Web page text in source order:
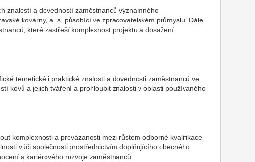
znalostí a dovedností zaměstnanců významného
kovárny, a. s, působící ve zpracovatelském průmyslu. Dále
které zastřeší komplexnost projektu a dosažení
teoretické i praktické znalosti a dovednosti zaměstnanců ve
kovů a jejich tváření a prohloubit znalosti v oblasti používaného
komplexnosti a provázanosti mezi růstem odborné kvalifikace
vůči společnosti prostřednictvím doplňujícího obecného
a kariérového rozvoje zaměstnanců.